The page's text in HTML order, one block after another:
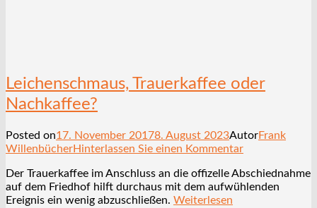
Leichenschmaus, Trauerkaffee oder
Nachkaffee?
Posted on17. November 20178. August 2023AutorFrank
WillenbücherHinterlassen Sie einen Kommentar
Der Trauerkaffee im Anschluss an die offizelle Abschiednahme
auf dem Friedhof hilft durchaus mit dem aufwühlenden
Ereignis ein wenig abzuschließen. Weiterlesen